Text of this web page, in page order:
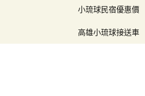
小琉球民宿優惠價
高雄小琉球接送車